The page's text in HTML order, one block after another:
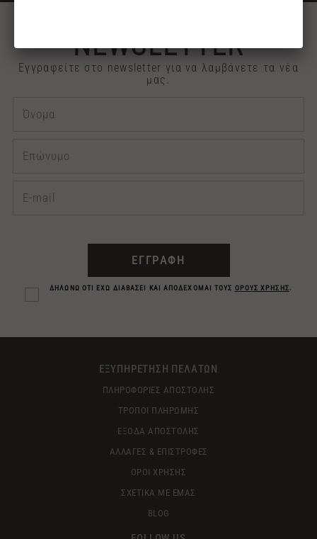
NEWSLETTER
Εγγραφείτε στο newsletter για να λαμβάνετε τα νέα
μας.
ΕΓΓΡΑΦΗ
ΔΗΛΩΝΩ ΟΤΙ ΕΧΩ ΔΙΑΒΑΣΕΙ ΚΑΙ ΑΠΟΔΕΧΟΜΑΙ ΤΟΥΣ ΟΡΟΥΣ ΧΡΗΣΗΣ.
ΕΞΥΠΗΡΕΤΗΣΗ ΠΕΛΑΤΩΝ
ΠΛΗΡΟΦΟΡΙΕΣ ΑΠΟΣΤΟΛΗΣ
ΤΡΟΠΟΙ ΠΛΗΡΩΜΗΣ
ΕΞΟΔΑ ΑΠΟΣΤΟΛΗΣ
ΑΛΛΑΓΕΣ & ΕΠΙΣΤΡΟΦΕΣ
ΟΡΟΙ ΧΡΗΣΗΣ
ΣΧΕΤΙΚΑ ΜΕ ΕΜΑΣ
BLOG